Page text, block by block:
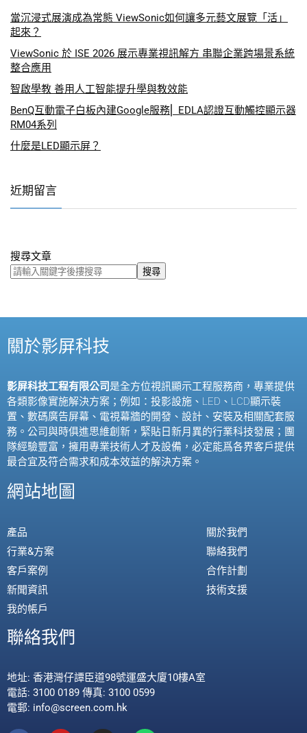
當沉浸式展演成為常態 ViewSonic如何讓多元藝文展覽「活」
起來？
ViewSonic 於 ISE 2026 展示專業視訊解方 串聯企業跨場景系統
整合應用
智啟學教 善用人工智能提升學與教效能
BenQ互動電子白板內建Google服務⎜ EDLA認證互動觸控顯示器
RM04系列
什麼是LED顯示屏？
近期留言
搜尋文章
搜尋
關於影屏科技
影屏科技工程有限公司是全方位視訊顯示工程服務商，專業提供
各類影像實施解決方案；例如：投影設施、 LED 、 LCD顯示裝
置、數碼廣告屏幕、電視幕牆的開發、設計、安裝及相關配套服
務。公司與時俱進思維創新，緊貼日新月異的行業科技發展；團
隊經驗豐富，擁用專業技術人才及設備，必定能爲各界客戶提供
最合宜及符合需求和成本效益的解決方案。
網站地圖
產品
行業&方案
客戶案例
新聞資訊
我的帳戶
關於我們
聯絡我們
合作計劃
技術支援
聯絡我們
地址: 香港灣仔譚臣道98號運盛大廈10樓A室
電話: 3100 0189 傳真: 3100 0599
電郵: info@screen.com.hk